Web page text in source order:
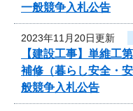
一般競争入札公告
2023年11月20日更新
【建設工事】単維工
補修（暮らし安全・
般競争入札公告